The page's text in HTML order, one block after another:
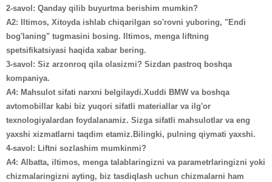
2-savol: Qanday qilib buyurtma berishim mumkin?
A2: Iltimos, Xitoyda ishlab chiqarilgan so'rovni yuboring, "Endi
bog'laning" tugmasini bosing. Iltimos, menga liftning
spetsifikatsiyasi haqida xabar bering.
3-savol: Siz arzonroq qila olasizmi? Sizdan pastroq boshqa
kompaniya.
A4: Mahsulot sifati narxni belgilaydi.Xuddi BMW va boshqa
avtomobillar kabi biz yuqori sifatli materiallar va ilg'or
texnologiyalardan foydalanamiz. Sizga sifatli mahsulotlar va eng
yaxshi xizmatlarni taqdim etamiz.Bilingki, pulning qiymati yaxshi.
4-savol: Liftni sozlashim mumkinmi?
A4: Albatta, iltimos, menga talablaringizni va parametrlaringizni yoki
chizmalaringizni ayting, biz tasdiqlash uchun chizmalarni ham